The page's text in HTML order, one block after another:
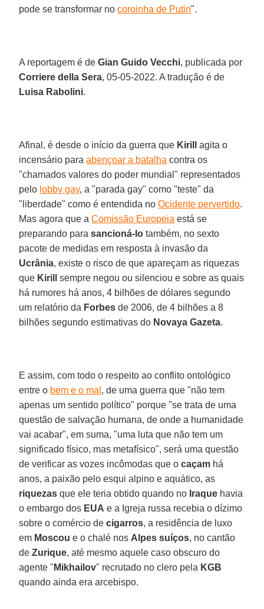
pode se transformar nocoroinha de Putin".
A reportagem é deGian Guido Vecchi, publicada por
Corriere della Sera, 05-05-2022. A tradução é de
Luisa Rabolini.
Afinal, é desde o início da guerra que Kirill
agita o
incensário paraabençoar a batalha contra os
"chamados valores do poder mundial" representados
pelo lobby gay, a "parada gay" como "teste" da
"liberdade" como é entendida noOcidente pervertido.
Mas agora que aComissão Europeia está se
preparando parasancioná-lo também, no sexto
pacote de medidas em resposta à invasão da
Ucrânia, existe o risco de que apareçam as riquezas
que Kirill
sempre negou ou silenciou e sobre as quais
há rumores há anos, 4 bilhões de dólares segundo
um relatório da Forbes de 2006, de 4 bilhões a 8
bilhões segundo estimativas do Novaya Gazeta.
E assim, com todo o respeito ao conflito ontológico
entre o bem e o mal , de uma guerra que "não tem
apenas um sentido político" porque "se trata de uma
questão de salvação humana, de onde a humanidade
vai acabar", em suma, "uma luta que não tem um
significado físico, mas metafísico", será uma questão
de verificar as vozes incômodas que ocaçam há
anos, a paixão pelo esqui alpino e aquático, as
riquezas que ele teria obtido quando no Iraque havia
o embargo dos EUA e a Igreja russa recebia o dízimo
sobre o comércio decigarros, a residência de luxo
em Moscou e o chalé nos Alpes suíços, no cantão
deZurique, até mesmo aquele caso obscuro do
agente " Mikhailov" recrutado no clero pela KGB
quando ainda era arcebispo.